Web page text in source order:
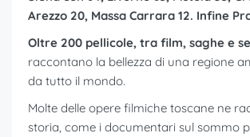
Arezzo 20, Massa Carrara 12. Infine
Oltre 200 pellicole, tra film, saghe e
raccontano la bellezza di una regione
da tutto il mondo.
Molte delle opere filmiche toscane ne
storia, come i documentari sul sommo